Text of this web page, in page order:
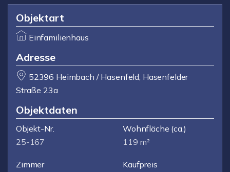
Objektart
Einfamilienhaus
Adresse
52396 Heimbach / Hasenfeld, Hasenfelder
Straße 23a
Objektdaten
Objekt-Nr.
25-167
Wohnfläche (ca.)
119 m²
Zimmer
Kaufpreis